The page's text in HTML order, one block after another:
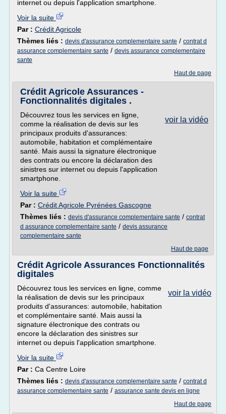
internet ou depuis l'application smartphone.
Voir la suite
Par : Crédit Agricole
Thèmes liés : devis d'assurance complementaire sante / contrat d
assurance complementaire sante / devis assurance complementaire
sante
Haut de page
Crédit Agricole Assurances -
Fonctionnalités digitales .
voir la vidéo
Découvrez tous les services en ligne,
comme la réalisation de devis sur les
principaux produits d'assurances:
automobile, habitation et complémentaire
santé. Mais aussi la signature électronique
des contrats ou encore la déclaration des
sinistres sur internet ou depuis l'application
smartphone.
Voir la suite
Par : Crédit Agricole Pyrénées Gascogne
Thèmes liés : devis d'assurance complementaire sante / contrat
d assurance complementaire sante / devis assurance
complementaire sante
Haut de page
Crédit Agricole Assurances Fonctionnalités
digitales
voir la vidéo
Découvrez tous les services en ligne, comme
la réalisation de devis sur les principaux
produits d'assurances: automobile, habitation
et complémentaire santé. Mais aussi la
signature électronique des contrats ou
encore la déclaration des sinistres sur
internet ou depuis l'application smartphone.
Voir la suite
Par : Ca Centre Loire
Thèmes liés : devis d'assurance complementaire sante / contrat d
assurance complementaire sante / assurance sante devis en ligne
Haut de page